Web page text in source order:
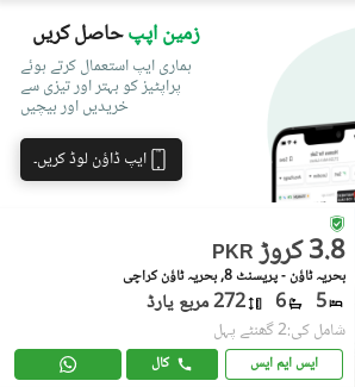
زمین اپپحاصل کریں
ہماری ایپ استعمال کرتے ہوئے
پراپٹیز کو بہتر اور تیزی سے
خریدیں اور بیچیں
ایپ ڈاؤن لوڈ کریں۔
PKR 3.8 کروڑ
بحریہ ٹاؤن - پریسنٹ 8, بحریہ ٹاؤن کراچی
5
6 272 مربع یارڈ
شامل کی:2 گھنٹے پہل
ایس ایم ایس کال